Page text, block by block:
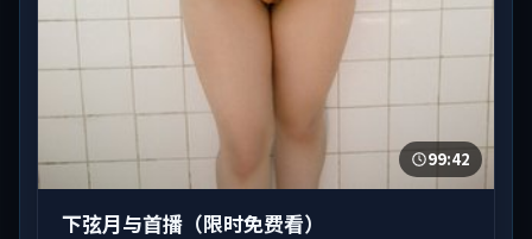
99:42
下弦月与首播（限时免费看）